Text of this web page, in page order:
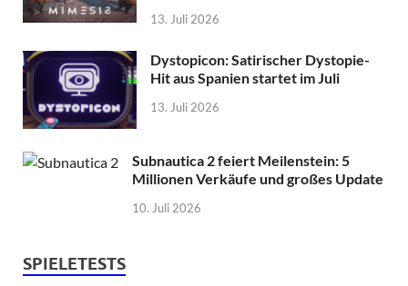
13. Juli 2026
Dystopicon: Satirischer Dystopie-
Hit aus Spanien startet im Juli
13. Juli 2026
Subnautica 2 feiert Meilenstein: 5
Millionen Verkäufe und großes Update
10. Juli 2026
SPIELETESTS